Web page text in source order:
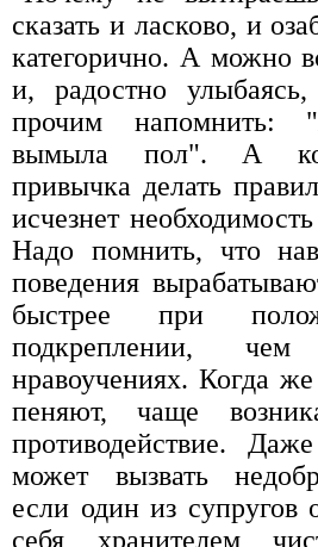
сказать и ласково, и
категорично. А можно
и, радостно
прочим напомнить:
вымыла пол". А
привычка делать
исчезнет
Надо помнить, что
поведения
быстрее при
подкреплении,
нравоучениях. Когда
пеняют, чаще
противодействие.
может вызвать
если один из супругов
себя хранителем